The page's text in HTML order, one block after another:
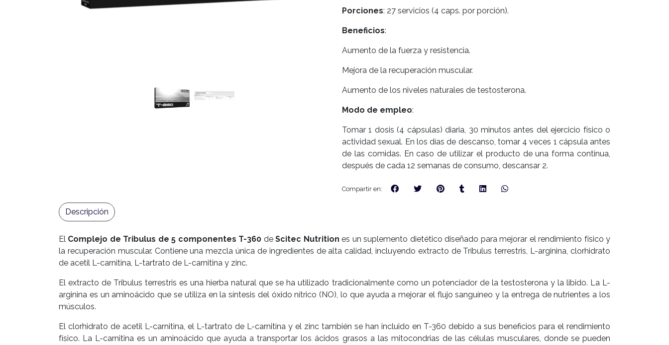
Porciones: 27 servicios (4 caps. por porción).
Beneficios:
Aumento de la fuerza y resistencia.
Mejora de la recuperación muscular.
Aumento de los niveles naturales de testosterona.
Modo de empleo:
Tomar 1 dosis (4 cápsulas) diaria, 30 minutos antes del ejercicio físico o
actividad sexual. En los días de descanso, tomar 4 veces 1 cápsula antes
de las comidas. En caso de utilizar el producto de una forma continua,
después de cada 12 semanas de consumo, descansar 2.
Compartir en:
El Complejo de Tribulus de 5 componentes T-360 deScitec Nutrition es un suplemento dietético diseñado para mejorar el rendimiento físico y
la recuperación muscular. Contiene una mezcla única de ingredientes de alta calidad, incluyendo extracto de Tribulus terrestris, L-arginina, clorhidrato
de acetil L-carnitina, L-tartrato de L-carnitina y zinc.
El extracto de Tribulus terrestris es una hierba natural que se ha utilizado tradicionalmente como un potenciador de la testosterona y la libido. La L-
arginina es un aminoácido que se utiliza en la síntesis del óxido nítrico (NO), lo que ayuda a mejorar el flujo sanguíneo y la entrega de nutrientes a los
músculos.
El clorhidrato de acetil L-carnitina, el L-tartrato de L-carnitina y el zinc también se han incluido en T-360 debido a sus beneficios para el rendimiento
físico. La L-carnitina es un aminoácido que ayuda a transportar los ácidos grasos a las mitocondrias de las células musculares, donde se pueden
Descripción